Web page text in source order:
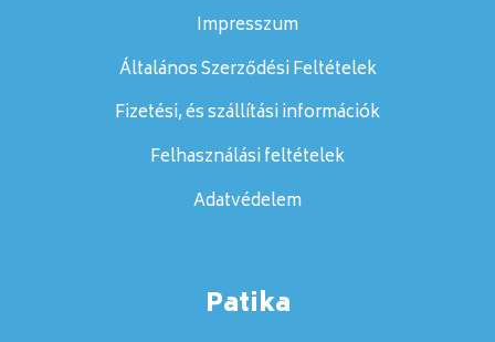
Impresszum
Általános Szerződési Feltételek
Fizetési, és szállítási információk
Felhasználási feltételek
Adatvédelem
Patika